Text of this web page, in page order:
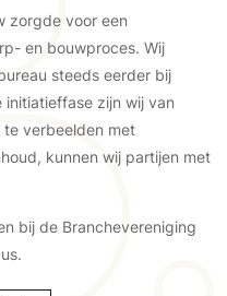
zorgde voor een
en bouwproces. Wij
steeds eerder bij
zijn wij van
verbeelden met
kunnen wij partijen met
bij de Branchevereniging